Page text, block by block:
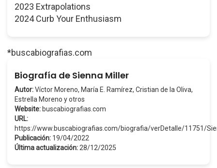
2023 Extrapolations
2024 Curb Your Enthusiasm
*buscabiografias.com
Biografía de Sienna Miller
Autor:Víctor Moreno, María E. Ramírez, Cristian de la Oliva,
Estrella Moreno y otros
Website: buscabiografias.com
URL:
https://www.buscabiografias.com/biografia/verDetalle/11751/
Publicación: 19/04/2022
Última actualización: 28/12/2025